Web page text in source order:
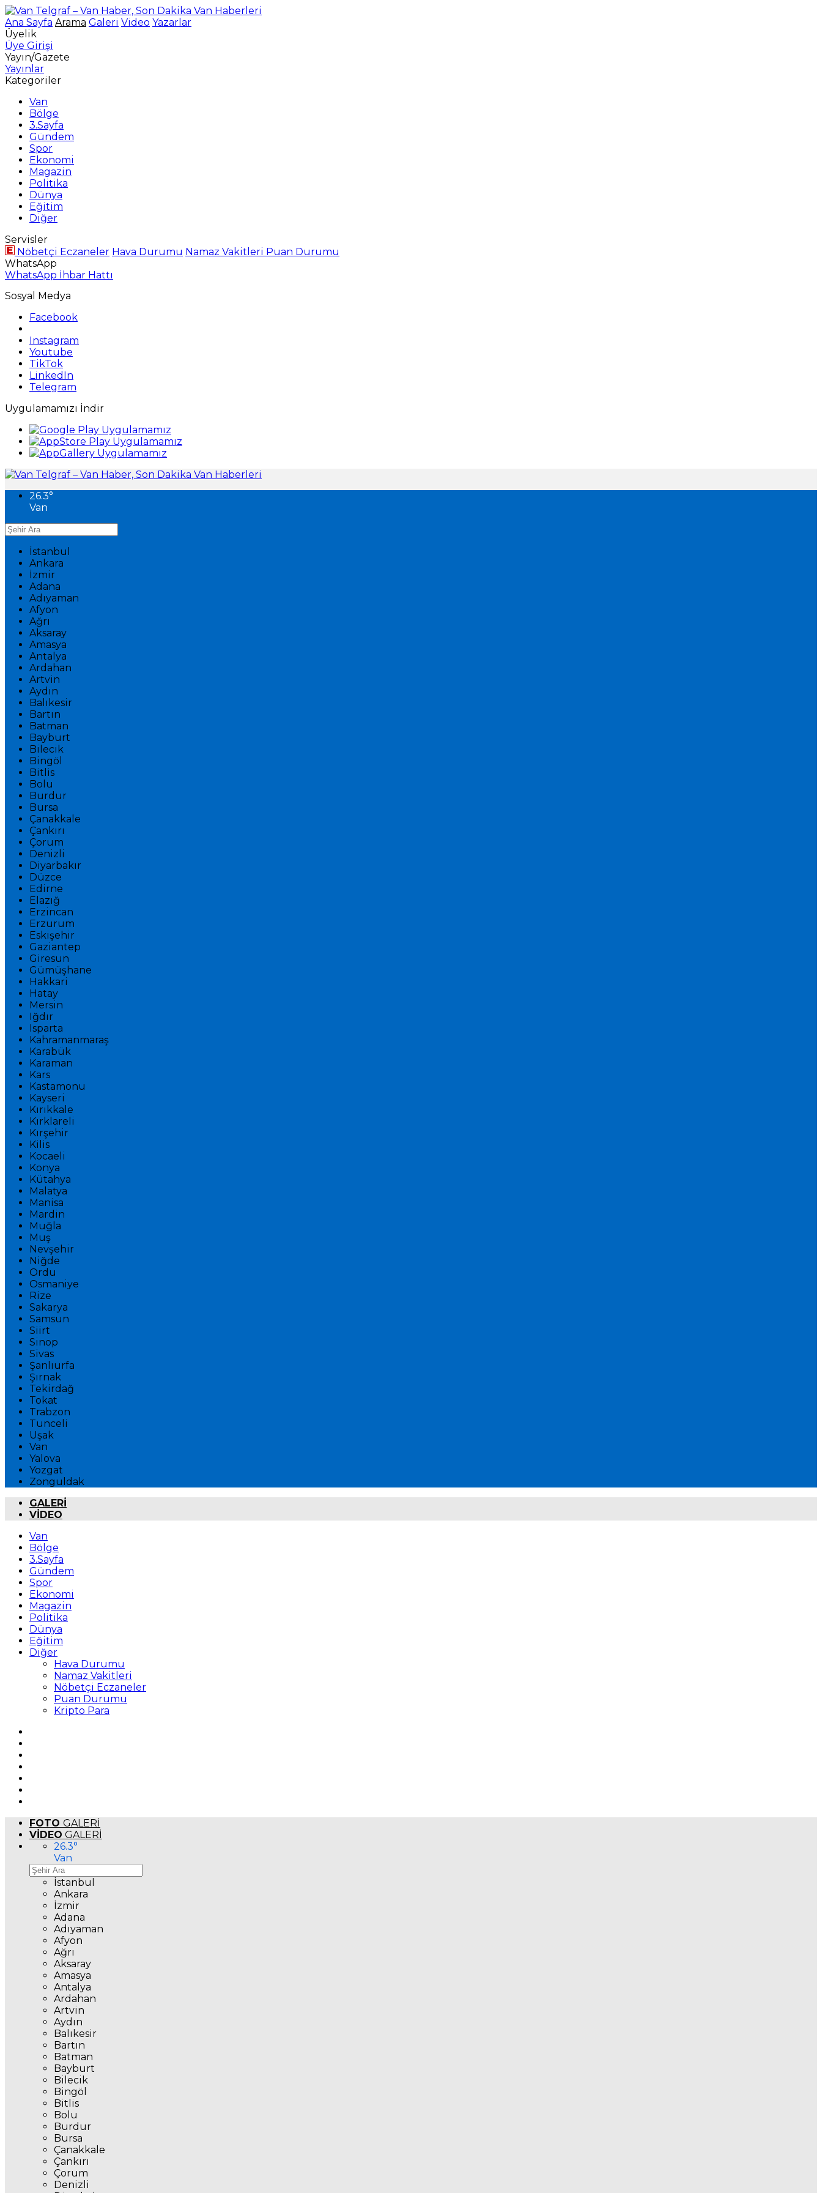
Ana Sayfa Arama Galeri Video Yazarlar
Üyelik
Üye Girişi
Yayın/Gazete
Yayınlar
Kategoriler
Van
Bölge
3.Sayfa
Gündem
Spor
Ekonomi
Magazin
Politika
Dünya
Eğitim
Diğer
Servisler
Nöbetçi Eczaneler Hava Durumu Namaz Vakitleri Puan Durumu
WhatsApp
WhatsApp İhbar Hattı
Sosyal Medya
Facebook
Instagram
Youtube
TikTok
LinkedIn
Telegram
Uygulamamızı İndir
26.3°
Van
İstanbul
Ankara
İzmir
Adana
Adıyaman
Afyon
Ağrı
Aksaray
Amasya
Antalya
Ardahan
Artvin
Aydın
Balıkesir
Bartın
Batman
Bayburt
Bilecik
Bingöl
Bitlis
Bolu
Burdur
Bursa
Çanakkale
Çankırı
Çorum
Denizli
Diyarbakır
Düzce
Edirne
Elazığ
Erzincan
Erzurum
Eskişehir
Gaziantep
Giresun
Gümüşhane
Hakkari
Hatay
Mersin
Iğdır
Isparta
Kahramanmaraş
Karabük
Karaman
Kars
Kastamonu
Kayseri
Kırıkkale
Kırklareli
Kırşehir
Kilis
Kocaeli
Konya
Kütahya
Malatya
Manisa
Mardin
Muğla
Muş
Nevşehir
Niğde
Ordu
Osmaniye
Rize
Sakarya
Samsun
Siirt
Sinop
Sivas
Şanlıurfa
Şırnak
Tekirdağ
Tokat
Trabzon
Tunceli
Uşak
Van
Yalova
Yozgat
Zonguldak
GALERİ
VİDEO
Van
Bölge
3.Sayfa
Gündem
Spor
Ekonomi
Magazin
Politika
Dünya
Eğitim
Diğer
Hava Durumu
Namaz Vakitleri
Nöbetçi Eczaneler
Puan Durumu
Kripto Para
FOTO GALERİ
VİDEO GALERİ
26.3°
Van
İstanbul
Ankara
İzmir
Adana
Adıyaman
Afyon
Ağrı
Aksaray
Amasya
Antalya
Ardahan
Artvin
Aydın
Balıkesir
Bartın
Batman
Bayburt
Bilecik
Bingöl
Bitlis
Bolu
Burdur
Bursa
Çanakkale
Çankırı
Çorum
Denizli